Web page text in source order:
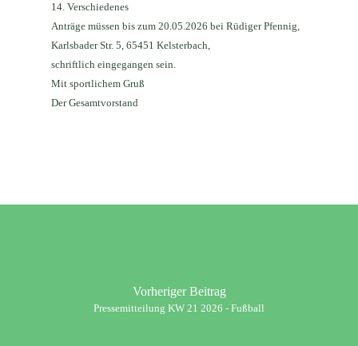
14. Verschiedenes
Anträge müssen bis zum 20.05.2026 bei Rüdiger Pfennig,
Karlsbader Str. 5, 65451 Kelsterbach,
schriftlich eingegangen sein.
Mit sportlichem Gruß
Der Gesamtvorstand
Vorheriger Beitrag
Pressemitteilung KW 21 2026 - Fußball